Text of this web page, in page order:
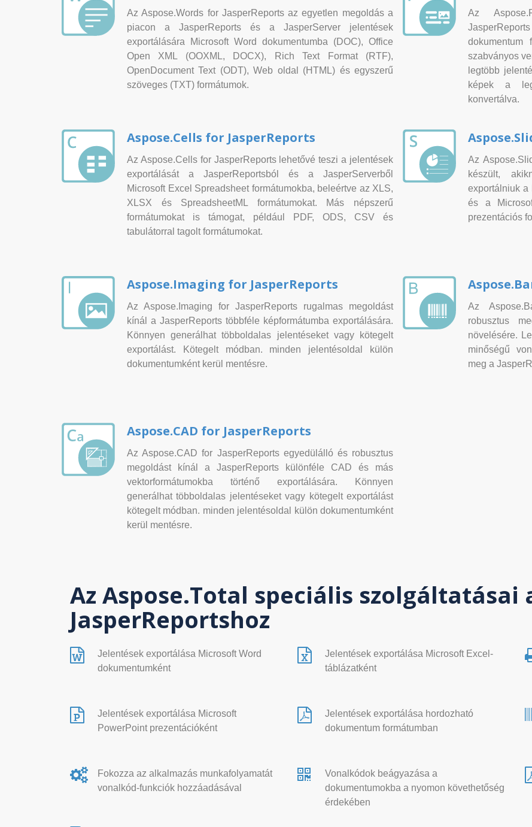
Az Aspose.Words for JasperReports az egyetlen megoldás a
piacon a JasperReports és a JasperServer jelentések
exportálására Microsoft Word dokumentumba (DOC), Office
Open XML (OOXML, DOCX), Rich Text Format (RTF),
OpenDocument Text (ODT), Web oldal (HTML) és egyszerű
szöveges (TXT) formátumok.
Az
dokumentum
szabványos
legtöbb
képek a
konvertálva.
Aspose.Cells for JasperReports
Az Aspose.Cells for JasperReports lehetővé teszi a jelentések
exportálását a JasperReportsból és a JasperServerből
Microsoft Excel Spreadsheet formátumokba, beleértve az XLS,
XLSX és SpreadsheetML formátumokat. Más népszerű
formátumokat is támogat, például PDF, ODS, CSV és
tabulátorral tagolt formátumokat.
Az
készült,
exportálniuk a
és a
prezentációs
Aspose.Imaging for JasperReports
Az Aspose.Imaging for JasperReports rugalmas megoldást
kínál a JasperReports többféle képformátumba exportálására.
Könnyen generálhat többoldalas jelentéseket vagy kötegelt
exportálást. Kötegelt módban. minden jelentésoldal külön
dokumentumként kerül mentésre.
Az
robusztus
növelésére.
minőségű
meg a
Aspose.CAD for JasperReports
Az Aspose.CAD for JasperReports egyedülálló és robusztus
megoldást kínál a JasperReports különféle CAD és más
vektorformátumokba történő exportálására. Könnyen
generálhat többoldalas jelentéseket vagy kötegelt exportálást
kötegelt módban. minden jelentésoldal külön dokumentumként
kerül mentésre.
Az Aspose.Total speciális szolgáltatásai
JasperReportshoz
Jelentések exportálása Microsoft Word
dokumentumként
Jelentések exportálása Microsoft Excel-
táblázatként
Jelentések exportálása Microsoft
PowerPoint prezentációként
Jelentések exportálása hordozható
dokumentum formátumban
Fokozza az alkalmazás munkafolyamatát
vonalkód-funkciók hozzáadásával
Vonalkódok beágyazása a
dokumentumokba a nyomon követhetőség
érdekében